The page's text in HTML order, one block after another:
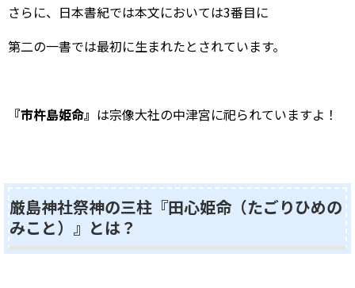
さらに、日本書紀では本文においては3番目に
第二の一書では最初に生まれたとされています。
『市杵島姫命』 は宗像大社の中津宮に祀られていますよ！
厳島神社祭神の三柱『田心姫命（たごりひめの
みこと）』とは？